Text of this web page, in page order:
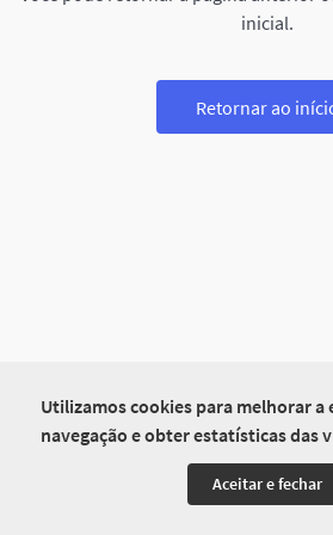
Utilizamos cookies para melhorar a
navegação e obter estatísticas das
Aceitar e fechar
inicial.
Retornar ao